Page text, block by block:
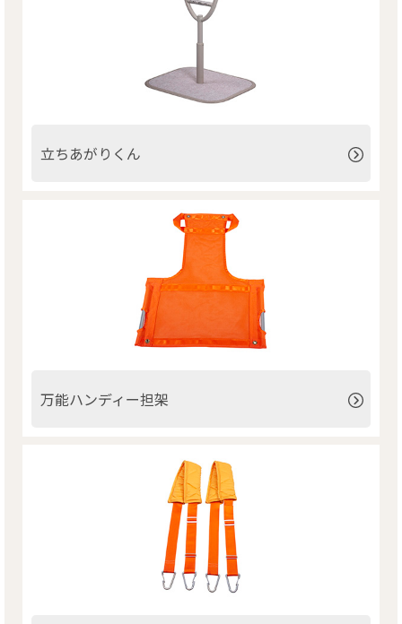
立ちあがりくん
万能ハンディー担架